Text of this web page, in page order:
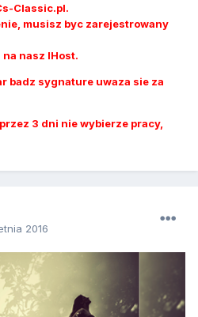
Classic.pl.
musisz byc zarejestrowany
nasz IHost.
badz sygnature uwaza sie za
3 dni nie wybierze pracy,
2016